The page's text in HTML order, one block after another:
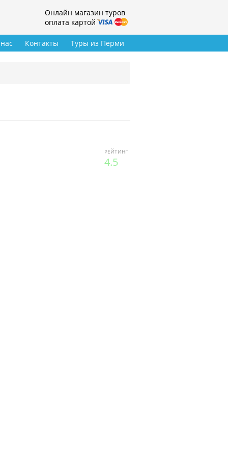
Онлайн магазин туров
оплата картой
Туры из Перми
Контакты
РЕЙТИНГ
4.5